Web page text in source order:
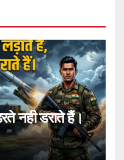
नही डराते हैं।